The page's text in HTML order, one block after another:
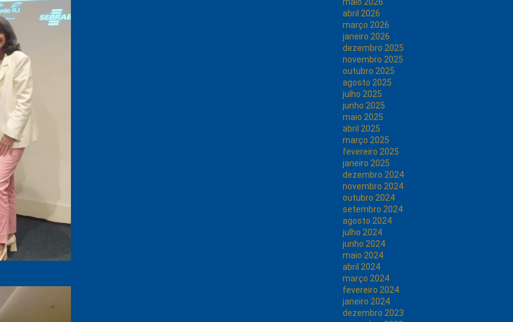
abril 2026
março 2026
janeiro 2026
dezembro 2025
novembro 2025
outubro 2025
agosto 2025
julho 2025
junho 2025
maio 2025
abril 2025
março 2025
fevereiro 2025
janeiro 2025
dezembro 2024
novembro 2024
outubro 2024
setembro 2024
agosto 2024
julho 2024
junho 2024
maio 2024
abril 2024
março 2024
fevereiro 2024
janeiro 2024
dezembro 2023